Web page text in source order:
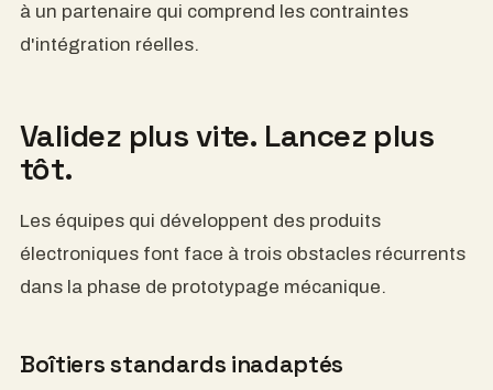
de materiales técnicos fiables y de un socio que
comprenda las limitaciones de integración en el
Valida más rápido. Lanza antes.
Los equipos que desarrollan productos electrónicos
se enfrentan a tres obstáculos recurrentes en la
fase de creación de prototipos mecánicos.
Los estuches estándar no son